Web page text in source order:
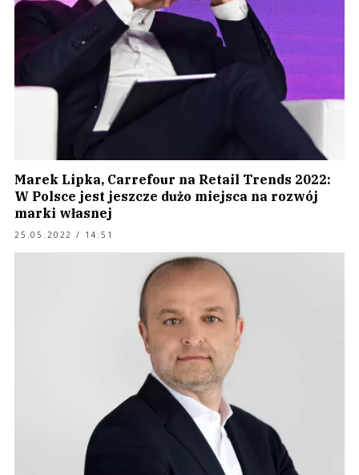
Marek Lipka, Carrefour na Retail Trends 2022:
W Polsce jest jeszcze dużo miejsca na rozwój
marki własnej
25.05.2022 / 14:51